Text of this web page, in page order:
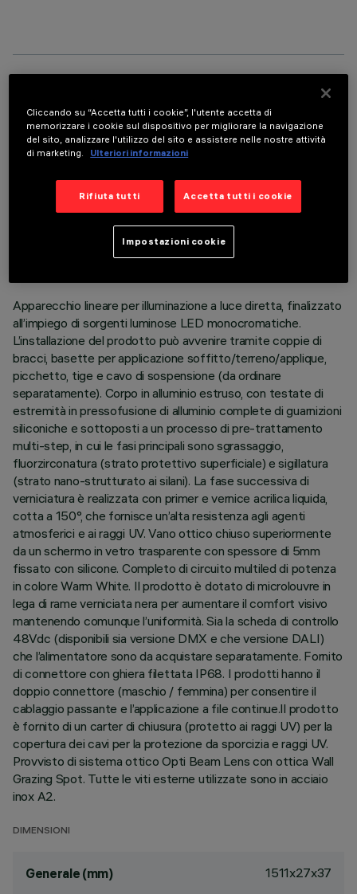
DATI TECNICI
Apparecchio lineare per illuminazione a luce diretta, finalizzato
all’impiego di sorgenti luminose LED monocromatiche.
L’installazione del prodotto può avvenire tramite coppie di
bracci, basette per applicazione soffitto/terreno/applique,
picchetto, tige e cavo di sospensione (da ordinare
separatamente). Corpo in alluminio estruso, con testate di
estremità in pressofusione di alluminio complete di guarnizioni
siliconiche e sottoposti a un processo di pre-trattamento
multi-step, in cui le fasi principali sono sgrassaggio,
fluorzirconatura (strato protettivo superficiale) e sigillatura
(strato nano-strutturato ai silani). La fase successiva di
verniciatura è realizzata con primer e vernice acrilica liquida,
cotta a 150°, che fornisce un’alta resistenza agli agenti
atmosferici e ai raggi UV. Vano ottico chiuso superiormente
da un schermo in vetro trasparente con spessore di 5mm
fissato con silicone. Completo di circuito multiled di potenza
in colore Warm White. Il prodotto è dotato di microlouvre in
lega di rame verniciata nera per aumentare il comfort visivo
mantenendo comunque l’uniformità. Sia la scheda di controllo
48Vdc (disponibili sia versione DMX e che versione DALI)
che l’alimentatore sono da acquistare separatamente. Fornito
di connettore con ghiera filettata IP68. I prodotti hanno il
doppio connettore (maschio / femmina) per consentire il
cablaggio passante e l’applicazione a file continue.Il prodotto
è fornito di un carter di chiusura (protetto ai raggi UV) per la
copertura dei cavi per la protezione da sporcizia e raggi UV.
Provvisto di sistema ottico Opti Beam Lens con ottica Wall
Grazing Spot. Tutte le viti esterne utilizzate sono in acciaio
inox A2.
DIMENSIONI
Generale (mm) 1511x27x37
Cliccando su “Accetta tutti i cookie”, l'utente accetta di
memorizzare i cookie sul dispositivo per migliorare la navigazione
del sito, analizzare l'utilizzo del sito e assistere nelle nostre attività
di marketing.
Ulteriori informazioni
Rifiuta tutti Accetta tutti i cookie
Impostazioni cookie